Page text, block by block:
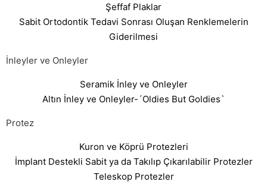
Şeffaf Plaklar
Sabit Ortodontik Tedavi Sonrası Oluşan Renklemelerin
Giderilmesi
İnleyler ve Onleyler
Seramik İnley ve Onleyler
Altın İnley ve Onleyler-´Oldies But Goldies`
Protez
Kuron ve Köprü Protezleri
İmplant Destekli Sabit ya da Takılıp Çıkarılabilir Protezler
Teleskop Protezler